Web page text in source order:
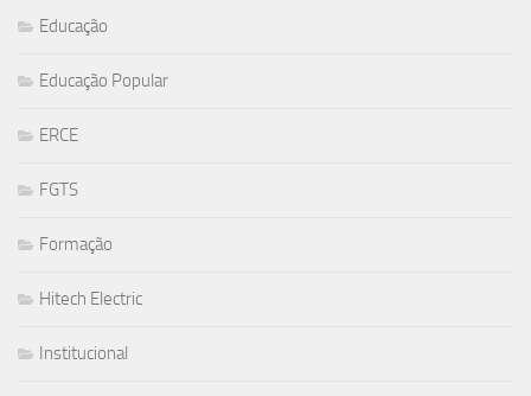
Educação
Educação Popular
ERCE
FGTS
Formação
Hitech Electric
Institucional